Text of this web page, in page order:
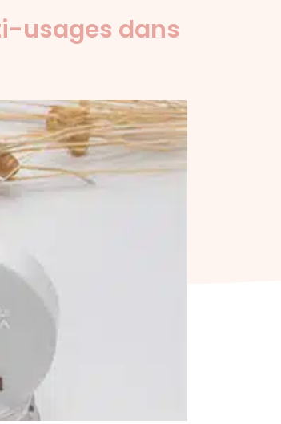
usages dans